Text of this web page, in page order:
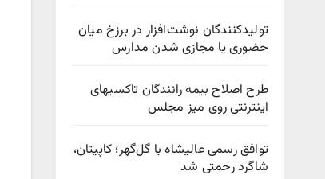
تولیدکنندگان نوشت‌افزار در برزخ میان
حضوری یا مجازی شدن مدارس
طرح اصلاح بیمه رانندگان تاکسیهای
اینترنتی روی میز مجلس
توافق رسمی عالیشاه با گل‌گهر؛ کاپیتان،
شاگرد رحمتی شد